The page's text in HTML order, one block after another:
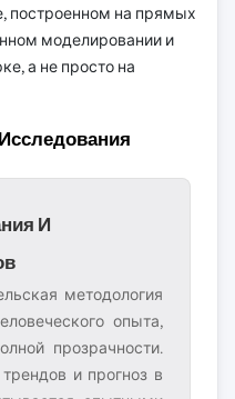
построенном на прямых
моделировании и
а не просто на
И
методология
опыта,
прозрачности.
и прогноз в